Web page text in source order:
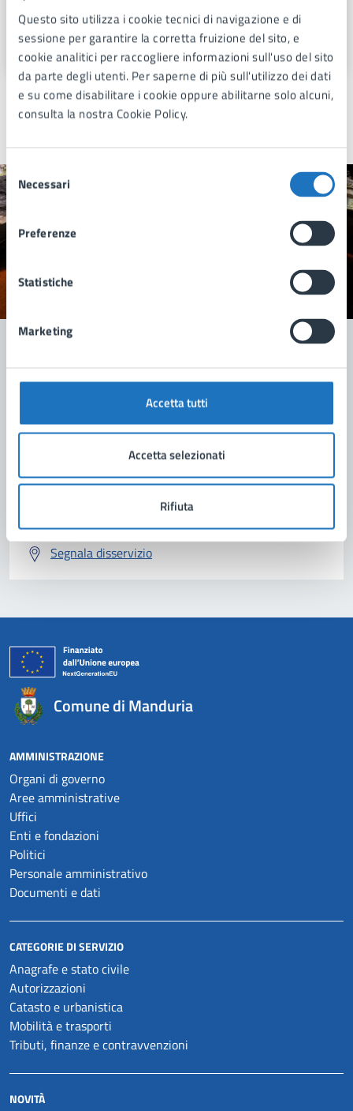
Questo sito utilizza i cookie tecnici di navigazione e di
sessione per garantire la corretta fruizione del sito, e
cookie analitici per raccogliere informazioni sull'uso del sito
da parte degli utenti. Per saperne di più sull'utilizzo dei dati
e su come disabilitare i cookie oppure abilitarne solo alcuni,
consulta la nostra Cookie Policy.
Selezione
del
consenso
Necessari
Preferenze
Statistiche
Marketing
Accetta tutti
Accetta selezionati
Rifiuta
E-mail:silvia.pichierri@comune.manduria.ta.it
E-mail:claudio.ferretti@comune.manduria.ta.it
Quanto sono chiare le informazioni su questa
pagina?
Contatta il comune
Richiedi assistenza
Prenota appuntamento
Segnala disservizio
Comune di Manduria
AMMINISTRAZIONE
Organi di governo
Aree amministrative
Uffici
Enti e fondazioni
Politici
Personale amministrativo
Documenti e dati
CATEGORIE DI SERVIZIO
Anagrafe e stato civile
Autorizzazioni
Catasto e urbanistica
Mobilità e trasporti
Tributi, finanze e contravvenzioni
NOVITÀ